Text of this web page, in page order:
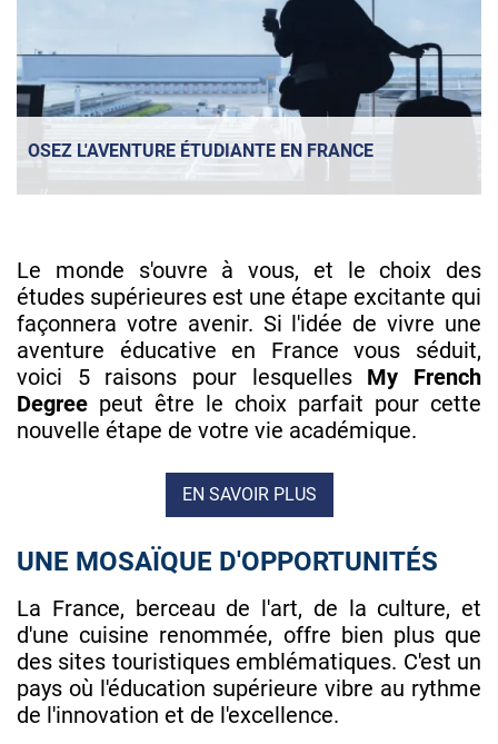
OSEZ L'AVENTURE ÉTUDIANTE EN FRANCE
Le monde s'ouvre à vous, et le choix des
études supérieures est une étape excitante qui
façonnera votre avenir. Si l'idée de vivre une
aventure éducative en France vous séduit,
voici 5 raisons pour lesquelles My French
Degree peut être le choix parfait pour cette
nouvelle étape de votre vie académique.
EN SAVOIR PLUS
UNE MOSAÏQUE D'OPPORTUNITÉS
La France, berceau de l'art, de la culture, et
d'une cuisine renommée, offre bien plus que
des sites touristiques emblématiques. C'est un
pays où l'éducation supérieure vibre au rythme
de l'innovation et de l'excellence.